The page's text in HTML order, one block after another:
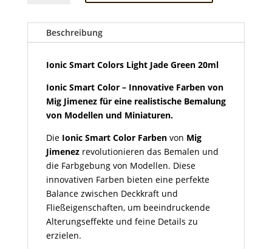
20ml
Beschreibung
Ionic Smart Colors Light Jade Green 20ml
Ionic Smart Color – Innovative Farben von
Mig Jimenez für eine realistische Bemalung
von Modellen und Miniaturen.
Die Ionic Smart Color Farbenvon Mig
Jimenezrevolutionieren das Bemalen und
die Farbgebung von Modellen. Diese
innovativen Farben bieten eine perfekte
Balance zwischen Deckkraft und
Fließeigenschaften, um beeindruckende
Alterungseffekte und feine Details zu
erzielen.